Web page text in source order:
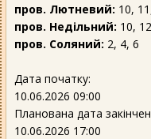
пров. Лютневий: 10,
пров. Недільний: 10,
пров. Соляний: 2, 4, 6
Дата початку:
10.06.2026 09:00
Планована дата
10.06.2026 17:00